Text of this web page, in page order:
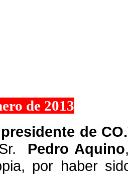
de 2013
de
Pedro Aquino
por haber